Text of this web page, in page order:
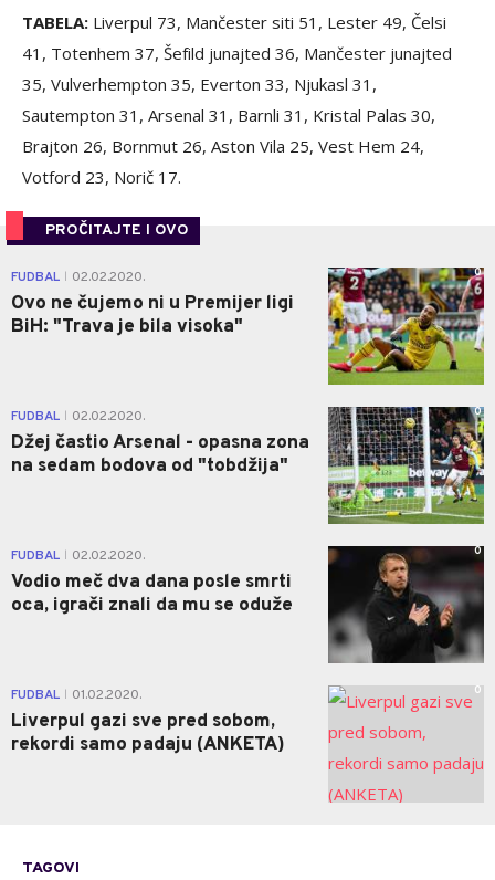
TABELA: Liverpul 73, Mančester siti 51, Lester 49, Čelsi
41, Totenhem 37, Šefild junajted 36, Mančester junajted
35, Vulverhempton 35, Everton 33, Njukasl 31,
Sautempton 31, Arsenal 31, Barnli 31, Kristal Palas 30,
Brajton 26, Bornmut 26, Aston Vila 25, Vest Hem 24,
Votford 23, Norič 17.
PROČITAJTE I OVO
FUDBAL 02.02.2020.
Ovo ne čujemo ni u Premijer ligi
BiH: "Trava je bila visoka"
0
FUDBAL 02.02.2020.
Džej častio Arsenal - opasna zona
na sedam bodova od "tobdžija"
0
FUDBAL 02.02.2020.
Vodio meč dva dana posle smrti
oca, igrači znali da mu se oduže
0
FUDBAL 01.02.2020.
Liverpul gazi sve pred sobom,
rekordi samo padaju (ANKETA)
0
TAGOVI